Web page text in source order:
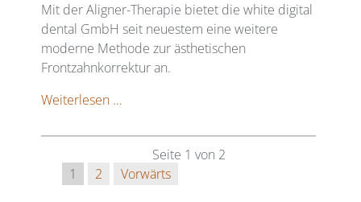
Mit der Aligner-Therapie bietet die white digital
dental GmbH seit neuestem eine weitere
moderne Methode zur ästhetischen
Frontzahnkorrektur an.
Weiterlesen …
Therapie
Seite 1 von 2
1
2 Vorwärts